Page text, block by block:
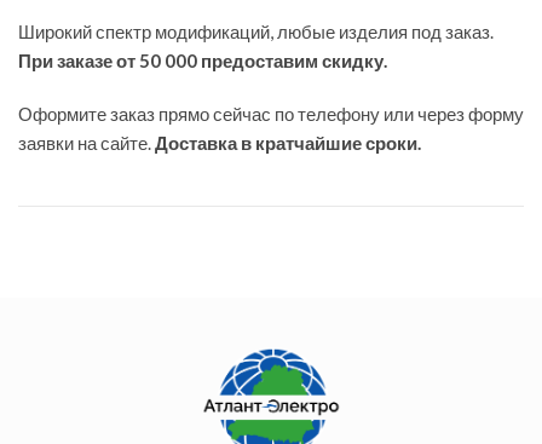
Широкий спектр модификаций, любые изделия под заказ.
При заказе от 50 000 предоставим скидку.
Оформите заказ прямо сейчас по телефону или через форму
заявки на сайте.Доставка в кратчайшие сроки.